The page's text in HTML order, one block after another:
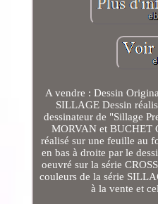
A vendre : Dessin
SILLAGE Dessin
dessinateur de "Sillage
MORVAN et BUCHET
réalisé sur une feuille au
en bas à droite par le
oeuvré sur la série
couleurs de la série
à la vente et